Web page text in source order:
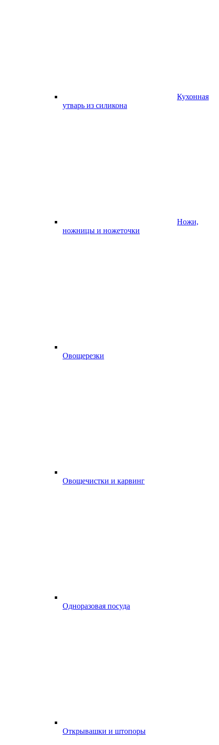
Кухонная
утварь из силикона
Ножи,
ножницы и ножеточки
Овощерезки
Овощечистки и карвинг
Одноразовая посуда
Открывашки и штопоры